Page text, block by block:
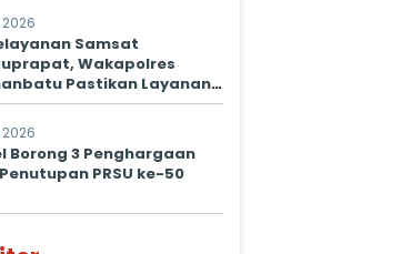
Samsat
Wakapolres
Pastikan Layanan
untuk Masyarakat
Borong 3 Penghargaan
PRSU ke-50